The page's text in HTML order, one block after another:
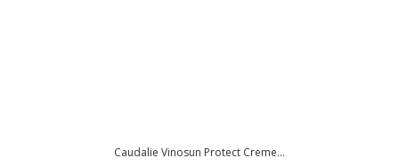
Caudalie Vinosun Protect Creme...